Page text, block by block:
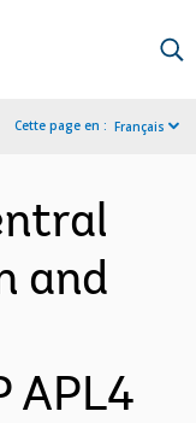
Cette page en : Français
and
APL4